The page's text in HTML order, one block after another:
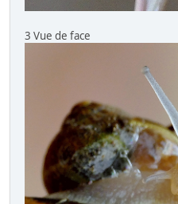
3 Vue de face